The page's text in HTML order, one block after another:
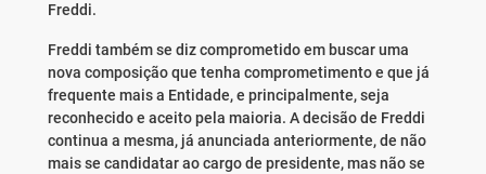
Freddi.
Freddi também se diz comprometido em buscar uma
nova composição que tenha comprometimento e que já
frequente mais a Entidade, e principalmente, seja
reconhecido e aceito pela maioria. A decisão de Freddi
continua a mesma, já anunciada anteriormente, de não
mais se candidatar ao cargo de presidente, mas não se